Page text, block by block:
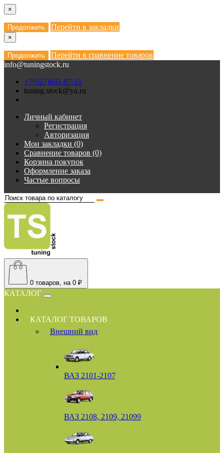
×
Продолжить Перейти в закладки
×
Продолжить
Перейти в сравнение товаров
info@tuningstock.ru
+7(927)691-87-11
tuning.stock@ya.ru
Личный кабинет
Регистрация
Авторизация
Мои закладки (0)
Сравнение товаров (0)
Корзина покупок
Оформление заказа
Частые вопросы
0 товаров, на 0 ₽
КАТАЛОГ
КАТАЛОГ ТОВАРОВ
Внешний вид
ВАЗ 2101-2107
ВАЗ 2108, 2109, 21099